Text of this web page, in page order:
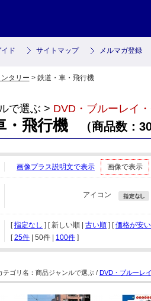
ド サイトマップ メルマガ登録
ンタリー > 鉄道・車・飛行機
で選ぶ > DVD・ブルーレイ
・飛行機 （商品数：30
画像プラス説明文で表示 画像で表示
アイコン
[指定なし ] [ 新しい順 | 古い順 ] [価格が安
[ 25件 50件 100件 ]
ゴリ名：商品ジャンルで選ぶ / DVD・ブルーレ